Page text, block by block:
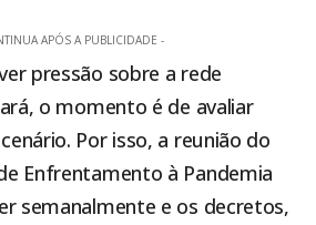
APÓS A PUBLICIDADE -
pressão sobre a rede
o momento é de avaliar
Por isso, a reunião do
Enfrentamento à Pandemia
semanalmente e os decretos,